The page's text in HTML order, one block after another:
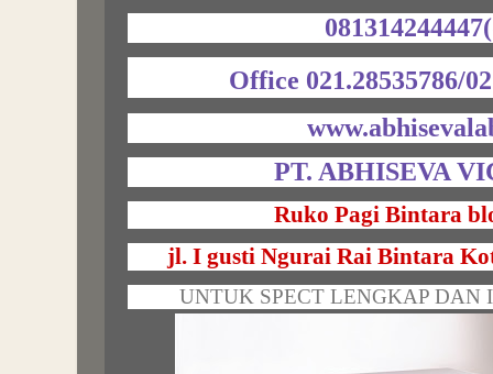
Office 021.28535786/
PT. ABHISEVA
Ruko Pagi Bintara
jl. I gusti Ngurai Rai Bintara
UNTUK SPECT LENGKAP DAN